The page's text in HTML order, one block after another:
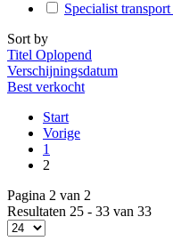
Specialist
Sort by
Titel Oplopend
Verschijningsdatum
Best verkocht
Start
Vorige
1
2
Pagina 2 van 2
Resultaten 25 - 33 van 33